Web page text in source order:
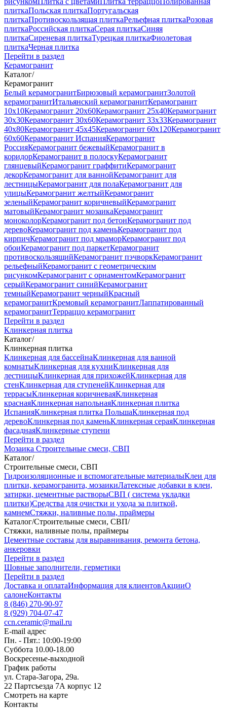
плиткаПольская плиткаПортугальская
плиткаПротивоскользящая плиткаРельефная плиткаРозовая
плиткаРоссийская плиткаСерая плиткаСиняя
плиткаСиреневая плиткаТурецкая плиткаФиолетовая
плиткаЧерная плитка
Перейти в раздел
Керамогранит
Каталог/
Керамогранит
Белый керамогранитБирюзовый керамогранитЗолотой
керамогранитИтальянский керамогранитКерамогранит
10x10Керамогранит 20x60Керамогранит 25x40Керамогранит
30x30Керамогранит 30x60Керамогранит 33x33Керамогранит
40x80Керамогранит 45x45Керамогранит 60x120Керамогранит
60x60Керамогранит ИспанияКерамогранит
РоссияКерамогранит бежевыйКерамогранит в
коридорКерамогранит в полоскуКерамогранит
глянцевыйКерамогранит граффитиКерамогранит
декорКерамогранит для ваннойКерамогранит для
лестницыКерамогранит для полаКерамогранит для
улицыКерамогранит желтыйКерамогранит
зеленыйКерамогранит коричневыйКерамогранит
матовыйКерамогранит мозаикаКерамогранит
моноколорКерамогранит под бетонКерамогранит под
деревоКерамогранит под каменьКерамогранит под
кирпичКерамогранит под мраморКерамогранит под
обоиКерамогранит под паркетКерамогранит
противоскользящийКерамогранит пэчворкКерамогранит
рельефныйКерамогранит с геометрическим
рисункомКерамогранит с орнаментомКерамогранит
серыйКерамогранит синийКерамогранит
темныйКерамогранит черныйКрасный
керамогранитКремовый керамогранитЛаппатированный
керамогранитТерраццо керамогранит
Перейти в раздел
Клинкерная плитка
Каталог/
Клинкерная плитка
Клинкерная для бассейнаКлинкерная для ванной
комнатыКлинкерная для кухниКлинкерная для
лестницыКлинкерная для прихожейКлинкерная для
стенКлинкерная для ступенейКлинкерная для
террасыКлинкерная коричневаяКлинкерная
краснаяКлинкерная напольнаяКлинкерная плитка
ИспанияКлинкерная плитка ПольшаКлинкерная под
деревоКлинкерная под каменьКлинкерная сераяКлинкерная
фасаднаяКлинкерные ступени
Перейти в раздел
Мозаика Строительные смеси, СВП
Каталог/
Строительные смеси, СВП
Гидроизоляционные и вспомогательные материалыКлеи для
плитки, керамогранита, мозаикиЛатексные добавки в клеи,
затирки, цементные растворыСВП ( система укладки
плитки)Средства для очистки и ухода за плиткой,
камнемСтяжки, наливные полы, праймеры
Каталог/Строительные смеси, СВП/
Стяжки, наливные полы, праймеры
Цементные составы для выравнивания, ремонта бетона,
анкеровки
Перейти в раздел
Шовные заполнители, герметики
Перейти в раздел
Доставка и оплатаИнформация для клиентовАкцииО
салонеКонтакты
8 (846) 270-90-97
8 (929) 704-07-47
ccn.ceramic@mail.ru
E-mail адрес
Пн. - Пят.: 10:00-19:00
Суббота 10.00-18.00
Воскресенье-выходной
График работы
ул. Стара-Загора, 29а.
22 Партсъезда 7А корпус 12
Смотреть на карте
Контакты